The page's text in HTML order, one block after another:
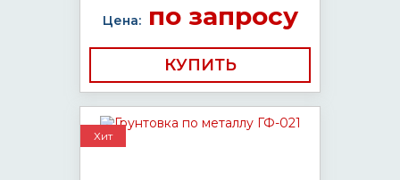
Цена:по запросу
КУПИТЬ
Хит